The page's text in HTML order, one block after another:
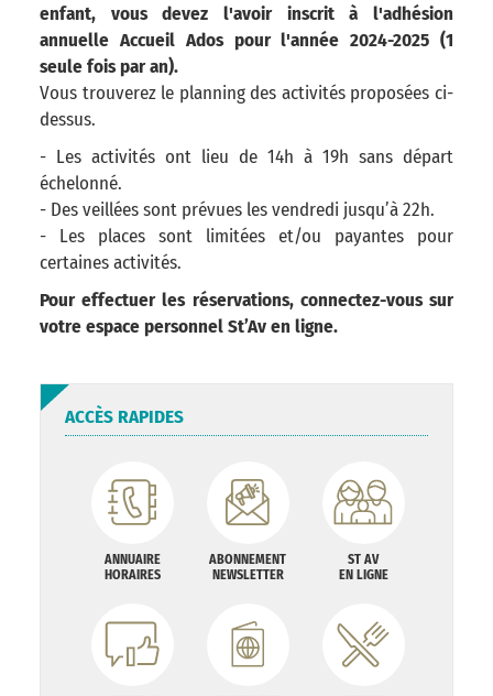
enfant, vous devez l'avoir inscrit à l'adhésion
annuelle Accueil Ados pour l'année 2024-2025 (1
seule fois par an).
Vous trouverez le planning des activités proposées ci-
dessus.
- Les activités ont lieu de 14h à 19h sans départ
échelonné.
- Des veillées sont prévues les vendredi jusqu’à 22h.
- Les places sont limitées et/ou payantes pour
certaines activités.
Pour effectuer les réservations, connectez-vous sur
votre espace personnel St’Av en ligne.
ACCÈS RAPIDES
ANNUAIRE
HORAIRES
ABONNEMENT
NEWSLETTER
ST AV
EN LIGNE